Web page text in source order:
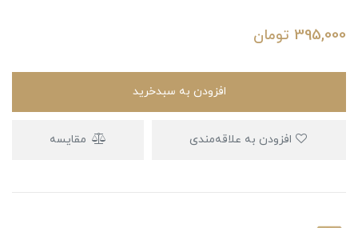
395,000 تومان
افزودن به سبدخرید
مقایسه